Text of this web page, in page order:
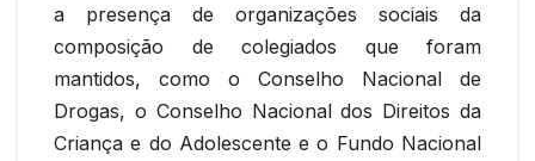
a presença de organizações sociais da
composição de colegiados que foram
mantidos, como o Conselho Nacional de
Drogas, o Conselho Nacional dos Direitos da
Criança e do Adolescente e o Fundo Nacional